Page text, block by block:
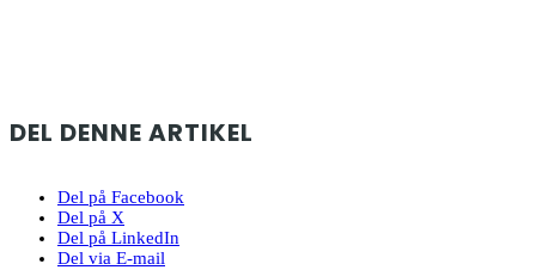
DEL DENNE ARTIKEL
Del på Facebook
Del på X
Del på LinkedIn
Del via E-mail